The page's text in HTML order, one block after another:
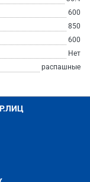
600
850
600
Нет
распашные